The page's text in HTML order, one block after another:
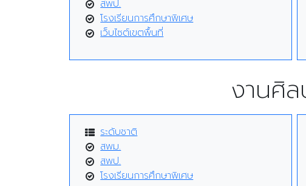
สพป.
โรงเรียนการศึกษาพิเศษ
เว็บไซต์เขตพื้นที่
งานศิ
ระดับชาติ
สพม.
สพป.
โรงเรียนการศึกษาพิเศษ